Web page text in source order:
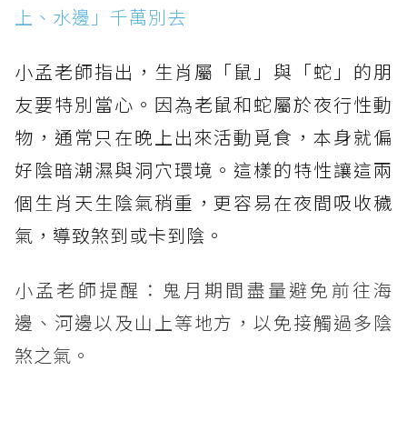
上、水邊」千萬別去
小孟老師指出，生肖屬「鼠」與「蛇」的朋
友要特別當心。因為老鼠和蛇屬於夜行性動
物，通常只在晚上出來活動覓食，本身就偏
好陰暗潮濕與洞穴環境。這樣的特性讓這兩
個生肖天生陰氣稍重，更容易在夜間吸收穢
氣，導致煞到或卡到陰。
小孟老師提醒：鬼月期間盡量避免前往海
邊、河邊以及山上等地方，以免接觸過多陰
煞之氣。